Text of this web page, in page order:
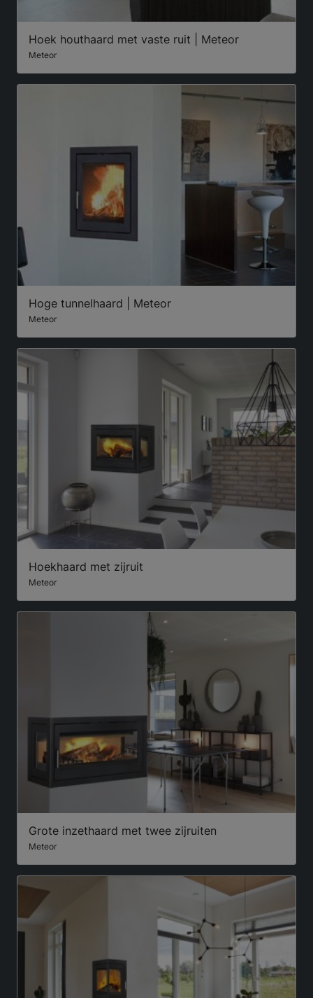
Hoek houthaard met vaste ruit | Meteor
Meteor
Hoge tunnelhaard | Meteor
Meteor
Hoekhaard met zijruit
Meteor
Grote inzethaard met twee zijruiten
Meteor